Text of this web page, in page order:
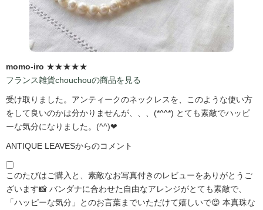
momo-iro ★★★★★
フランス雑貨chouchouの商品を見る
受け取りました。アンティークのネックレスを、このような使い方
をして良いのかは分かりませんが、、、(*^^*) とても素敵でハッピ
ーな気分になりました。(^^)❤
ANTIQUE LEAVESからのコメント
このたびはご購入と、素敵なお写真付きのレビューをありがとうご
ざいます📸 バンダナに合わせた自由なアレンジがとても素敵で、
「ハッピーな気分」とのお言葉までいただけて嬉しいで😍 本真珠な